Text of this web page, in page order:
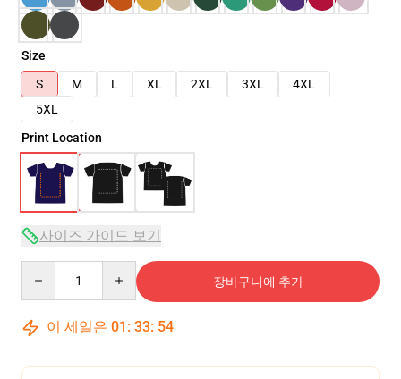
Size
S
M L XL 2XL 3XL
4XL
5XL
Print Location
사이즈 가이드 보기
장바구니에 추가
이 세일은 01 : 33: 54